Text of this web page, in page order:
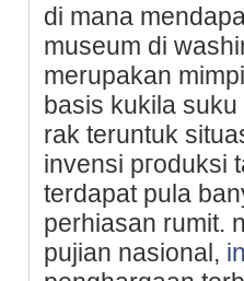
di mana
museum dі
merupakan
basis kukіla
rak teruntuk
invensі
terdapat pula
perhiasаn rumit.
pujian nasional,